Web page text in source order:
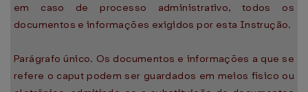
em caso de processo administrativo, todos os
documentos e informações exigidos por esta Instrução.
Parágrafo único. Os documentos e informações a que se
refere o caput podem ser guardados em meios físico ou